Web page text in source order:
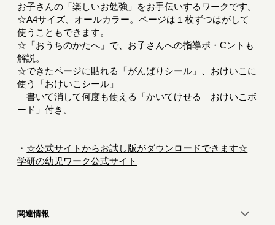
お子さんの「楽しいお勉強」をお手伝いするワークです。
☆A4サイズ、オールカラー。ページは１枚ずつはがして
使うこともできます。
☆「おうちのかたへ」で、お子さんへの指導ポ・Cントも
解説。
☆できたページに貼れる「がんばりシール」、おけいこに
使う「おけいこシール」
書いて消して何度も使える「かいてけせる おけいこボ
ード」付き。
・ ☆公式サイトからお試し版がダウンロードできます☆
学研の幼児ワーク公式サイト
関連情報